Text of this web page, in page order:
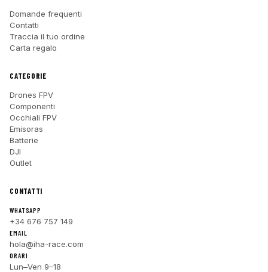
Domande frequenti
Contatti
Traccia il tuo ordine
Carta regalo
CATEGORIE
Drones FPV
Componenti
Occhiali FPV
Emisoras
Batterie
DJI
Outlet
CONTATTI
WHATSAPP
+34 676 757 149
EMAIL
hola@iha-race.com
ORARI
Lun–Ven 9–18